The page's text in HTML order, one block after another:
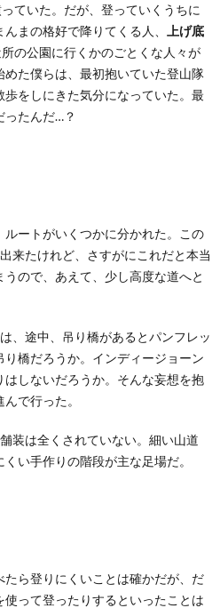
ていた。だが、登っていくうちに
まの格好で降りてくる人、
上げ底
の公園に行くかのごとくな人々が
た僕らは、最初抱いていた登山隊
をしにきた気分になっていた。最
ったんだ…？
ートがいくつかに分かれた。この
来たけれど、さすがにこれだと本当
ので、あえて、少し高度な道へと
、途中、吊り橋があるとパンフレッ
り橋だろうか。インディージョーン
しないだろうか。そんな妄想を抱
で行った。
装は全くされていない。細い山道
い手作りの階段が主な足場だ。
たら登りにくいことは確かだが、だ
って登ったりするといったことは